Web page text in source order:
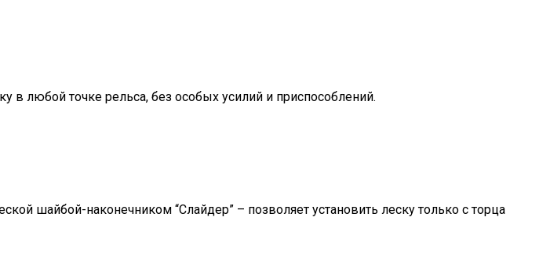
в любой точке рельса, без особых усилий и приспособлений.
шайбой-наконечником “Слайдер” – позволяет установить леску только с торца